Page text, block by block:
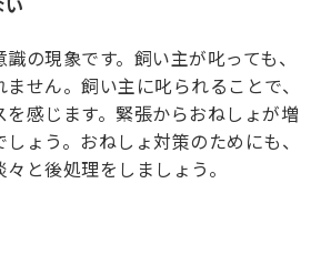
の現象です。飼い主が叱っても、
せん。飼い主に叱られることで、
感じます。緊張からおねしょが増
ょう。おねしょ対策のためにも、
と後処理をしましょう。